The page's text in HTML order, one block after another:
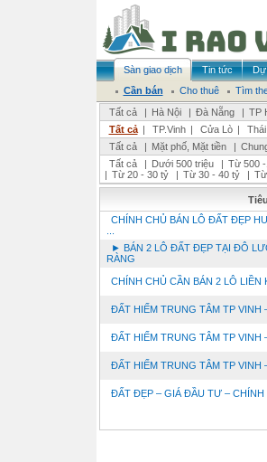
Sàn giao dịch Tin tức Dự
Cần bán
Cho thuê
Tìm
Tất cả
| Hà Nội | Đà Nẵng | TP
Tất cả | TP.Vinh | Cửa Lò |
Tất cả
| Mặt phố, Mặt tiền |
Tất cả
| Dưới 500 triệu | Từ 500
| Từ 20 - 30 tỷ | Từ 30 - 40 tỷ |
CHÍNH CHỦ BÁN LÔ ĐẤT ĐẸP
► BÁN 2 LÔ ĐẤT ĐẸP TẠI ĐÔ
RÀNG
CHÍNH CHỦ CẦN BÁN 2 LÔ LIỀN
ĐẤT HIẾM TRUNG TÂM TP VINH
ĐẤT HIẾM TRUNG TÂM TP VINH
ĐẤT HIẾM TRUNG TÂM TP VINH
ĐẤT ĐẸP – GIÁ ĐẦU TƯ – CHÍNH